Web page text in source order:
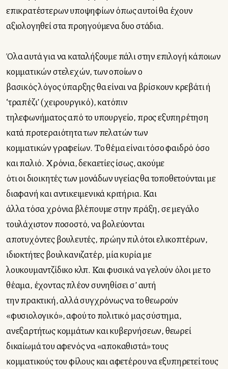
επικρατέστερων υποψηφίων όπως αυτοί θα έχουν
αξιολογηθεί στα προηγούμενα δυο στάδια.
Όλα αυτά για να καταλήξουμε πάλι στην επιλογή κάποιων
κομματικών στελεχών, των οποίων ο
βασικός λόγος ύπαρξης θα είναι να βρίσκουν κρεβάτι ή
‘τραπέζι’ (χειρουργικό), κατόπιν
τηλεφωνήματος από το υπουργείο, προς εξυπηρέτηση
κατά προτεραιότητα των πελατών των
κομματικών γραφείων. Το θέμα είναι τόσο φαιδρό όσο
και παλιό. Χρόνια, δεκαετίες ίσως, ακούμε
ότι οι διοικητές των μονάδων υγείας θα τοποθετούνται με
διαφανή και αντικειμενικά κριτήρια. Και
άλλα τόσα χρόνια βλέπουμε στην πράξη, σε μεγάλο
τουλάχιστον ποσοστό, να βολεύονται
αποτυχόντες βουλευτές, πρώην πιλότοι ελικοπτέρων,
ιδιοκτήτες βουλκανιζατέρ, μία κυρία με
λουκουμαντζίδικο κλπ. Και φυσικά να γελούν όλοι με το
θέαμα, έχοντας πλέον συνηθίσει σ’ αυτή
την πρακτική, αλλά συγχρόνως να το θεωρούν
«φυσιολογικό», αφού το πολιτικό μας σύστημα,
ανεξαρτήτως κομμάτων και κυβερνήσεων, θεωρεί
δικαίωμά του αφενός να «αποκαθιστά» τους
κομματικούς του φίλους και αφετέρου να εξυπηρετεί τους